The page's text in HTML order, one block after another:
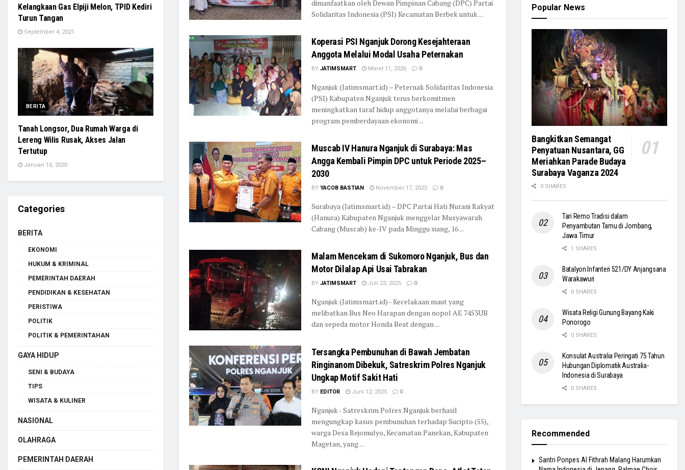
dimanfaatkan oleh Dewan Pimpinan Cabang (DPC) Partai
Solidaritas Indonesia (PSI) Kecamatan Berbek untuk ...
Koperasi PSI Nganjuk Dorong Kesejahteraan
Anggota Melalui Modal Usaha Peternakan
BY JATIMSMART Maret 11, 2026 0
Nganjuk (Jatimsmart.id) – Peternak Solidaritas Indonesia
(PSI) Kabupaten Nganjuk terus berkomitmen
meningkatkan taraf hidup anggotanya melalui berbagai
program pemberdayaan ekonomi ...
Muscab IV Hanura Nganjuk di Surabaya: Mas
Angga Kembali Pimpin DPC untuk Periode 2025–
2030
BY YACOB BASTIAN November 17, 2025 0
Surabaya (Jatimsmart.id) – DPC Partai Hati Nurani Rakyat
(Hanura) Kabupaten Nganjuk menggelar Musyawarah
Cabang (Muscab) ke-IV pada Minggu siang, 16 ...
Malam Mencekam di Sukomoro Nganjuk, Bus dan
Motor Dilalap Api Usai Tabrakan
BY JATIMSMART Juli 23, 2025 0
Nganjuk (Jatimsmart.id) - Kecelakaan maut yang
melibatkan Bus Neo Harapan dengan nopol AE 7453UB
dan sepeda motor Honda Beat dengan ...
Tersangka Pembunuhan di Bawah Jembatan
Ringinanom Dibekuk, Satreskrim Polres Nganjuk
Ungkap Motif Sakit Hati
BY EDITOR Juni 12, 2025 0
Nganjuk - Satreskrim Polres Nganjuk berhasil
mengungkap kasus pembunuhan terhadap Sucipto (55),
warga Desa Rejomulyo, Kecamatan Panekan, Kabupaten
Magetan, yang ...
Kelangkaan Gas Elpiji Melon, TPID Kediri
Turun Tangan
September 4, 2021
BERITA
Tanah Longsor, Dua Rumah Warga di
Lereng Wilis Rusak, Akses Jalan
Tertutup
Januari 16, 2020
Categories
BERITA
EKONOMI
HUKUM & KRIMINAL
PEMERINTAH DAERAH
PENDIDIKAN & KESEHATAN
PERISTIWA
POLITIK
POLITIK & PEMERINTAHAN
GAYA HIDUP
SENI & BUDAYA
TIPS
WISATA & KULINER
NASIONAL
OLAHRAGA
PEMERINTAH DAERAH
Popular News
Bangkitkan Semangat
Penyatuan Nusantara, GG
Meriahkan Parade Budaya
Surabaya Vaganza 2024
0 SHARES
Tari Remo Tradisi dalam
Penyambutan Tamu di Jombang,
Jawa Timur
1 SHARES
Batalyon Infanteri 521/DY Anjangsana
Warakawuri
0 SHARES
Wisata Religi Gunung Bayang Kaki
Ponorogo
0 SHARES
Konsulat Australia Peringati 75 Tahun
Hubungan Diplomatik Australia-
Indonesia di Surabaya
0 SHARES
Recommended
Santri Ponpes Al Fithrah Malang Harumkan